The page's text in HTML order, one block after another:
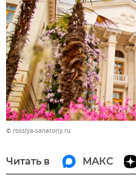
© rossiya-sanatoriy.ru
Читать в МАКС